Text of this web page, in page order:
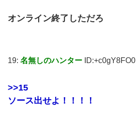
オンライン終了しただろ
19: 名無しのハンター ID:+c0gY8FO0
>>15
ソース出せよ！！！！